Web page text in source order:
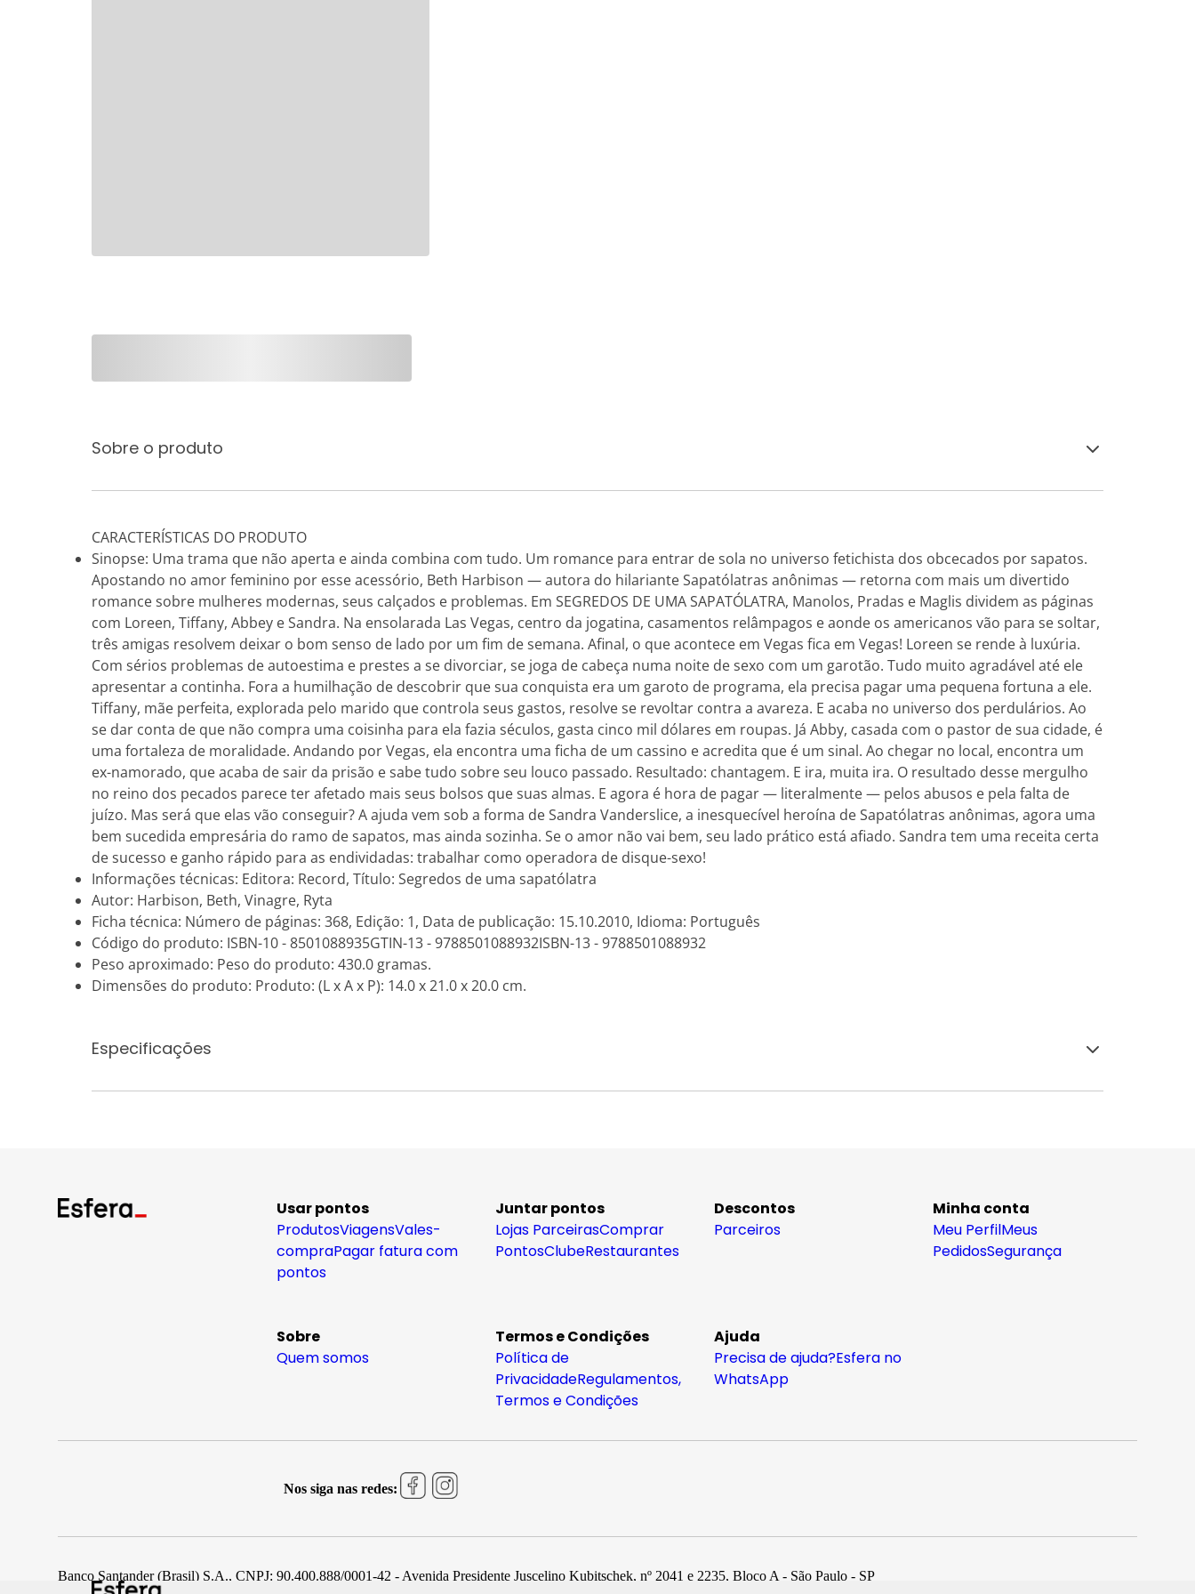
Sobre o produto
CARACTERÍSTICAS DO PRODUTO
Sinopse: Uma trama que não aperta e ainda combina com tudo. Um romance para entrar de sola no universo fetichista dos obcecados por sapatos.
Apostando no amor feminino por esse acessório, Beth Harbison — autora do hilariante Sapatólatras anônimas — retorna com mais um divertido
romance sobre mulheres modernas, seus calçados e problemas. Em SEGREDOS DE UMA SAPATÓLATRA, Manolos, Pradas e Maglis dividem as páginas
com Loreen, Tiffany, Abbey e Sandra. Na ensolarada Las Vegas, centro da jogatina, casamentos relâmpagos e aonde os americanos vão para se soltar,
três amigas resolvem deixar o bom senso de lado por um fim de semana. Afinal, o que acontece em Vegas fica em Vegas! Loreen se rende à luxúria.
Com sérios problemas de autoestima e prestes a se divorciar, se joga de cabeça numa noite de sexo com um garotão. Tudo muito agradável até ele
apresentar a continha. Fora a humilhação de descobrir que sua conquista era um garoto de programa, ela precisa pagar uma pequena fortuna a ele.
Tiffany, mãe perfeita, explorada pelo marido que controla seus gastos, resolve se revoltar contra a avareza. E acaba no universo dos perdulários. Ao
se dar conta de que não compra uma coisinha para ela fazia séculos, gasta cinco mil dólares em roupas. Já Abby, casada com o pastor de sua cidade, é
uma fortaleza de moralidade. Andando por Vegas, ela encontra uma ficha de um cassino e acredita que é um sinal. Ao chegar no local, encontra um
ex-namorado, que acaba de sair da prisão e sabe tudo sobre seu louco passado. Resultado: chantagem. E ira, muita ira. O resultado desse mergulho
no reino dos pecados parece ter afetado mais seus bolsos que suas almas. E agora é hora de pagar — literalmente — pelos abusos e pela falta de
juízo. Mas será que elas vão conseguir? A ajuda vem sob a forma de Sandra Vanderslice, a inesquecível heroína de Sapatólatras anônimas, agora uma
bem sucedida empresária do ramo de sapatos, mas ainda sozinha. Se o amor não vai bem, seu lado prático está afiado. Sandra tem uma receita certa
de sucesso e ganho rápido para as endividadas: trabalhar como operadora de disque-sexo!
Informações técnicas: Editora: Record, Título: Segredos de uma sapatólatra
Autor: Harbison, Beth, Vinagre, Ryta
Ficha técnica: Número de páginas: 368, Edição: 1, Data de publicação: 15.10.2010, Idioma: Português
Código do produto: ISBN-10 - 8501088935GTIN-13 - 9788501088932ISBN-13 - 9788501088932
Peso aproximado: Peso do produto: 430.0 gramas.
Dimensões do produto: Produto: (L x A x P): 14.0 x 21.0 x 20.0 cm.
Especificações
Usar pontos
ProdutosViagensVales-
compraPagar fatura com
pontos
Juntar pontos
Lojas ParceirasComprar
PontosClubeRestaurantes
Descontos
Parceiros
Minha conta
Meu PerfilMeus
PedidosSegurança
Sobre
Quem somos
Termos e Condições
Política de
PrivacidadeRegulamentos,
Termos e Condições
Ajuda
Precisa de ajuda?Esfera no
WhatsApp
Nos siga nas redes:
Banco Santander (Brasil) S.A., CNPJ: 90.400.888/0001-42 - Avenida Presidente Juscelino Kubitschek, nº 2041 e 2235, Bloco A - São Paulo - SP